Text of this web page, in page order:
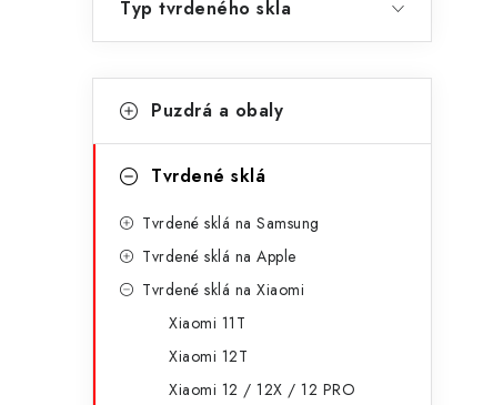
Typ tvrdeného skla
kategórie
a
Puzdrá a obaly
Tvrdené sklá
Tvrdené sklá na Samsung
Tvrdené sklá na Apple
Tvrdené sklá na Xiaomi
Xiaomi 11T
Xiaomi 12T
Xiaomi 12 / 12X / 12 PRO